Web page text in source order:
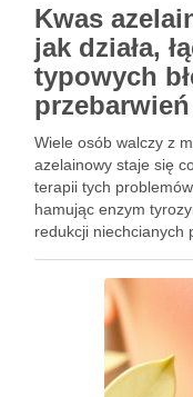
Kwas
jak działa,
typowych
przebarwień
Wiele osób walczy z
azelainowy staje się
terapii tych
hamując enzym
redukcji niechcianych
błędów, które mogą …